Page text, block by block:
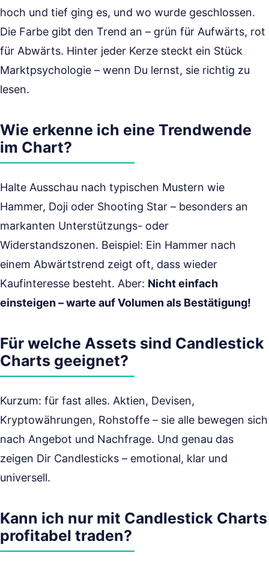
hoch und tief ging es, und wo wurde geschlossen.
Die Farbe gibt den Trend an – grün für Aufwärts, rot
für Abwärts. Hinter jeder Kerze steckt ein Stück
Marktpsychologie – wenn Du lernst, sie richtig zu
lesen.
Wie erkenne ich eine Trendwende
im Chart?
Halte Ausschau nach typischen Mustern wie
Hammer, Doji oder Shooting Star – besonders an
markanten Unterstützungs- oder
Widerstandszonen. Beispiel: Ein Hammer nach
einem Abwärtstrend zeigt oft, dass wieder
Kaufinteresse besteht. Aber: Nicht einfach
einsteigen – warte auf Volumen als Bestätigung!
Für welche Assets sind Candlestick
Charts geeignet?
Kurzum: für fast alles. Aktien, Devisen,
Kryptowährungen, Rohstoffe – sie alle bewegen sich
nach Angebot und Nachfrage. Und genau das
zeigen Dir Candlesticks – emotional, klar und
universell.
Kann ich nur mit Candlestick Charts
profitabel traden?